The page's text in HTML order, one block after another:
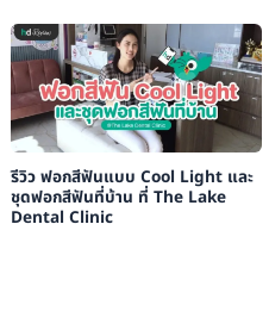
รีวิว ฟอกสีฟันแบบ Cool Light และ
ชุดฟอกสีฟันที่บ้าน ที่ The Lake
Dental Clinic